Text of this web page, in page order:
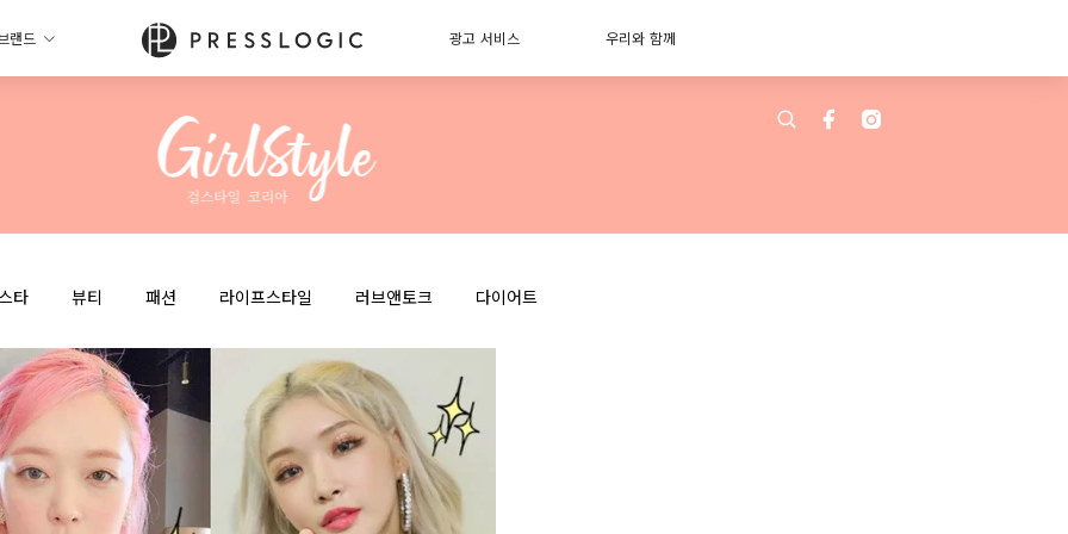
랜드 광고 서비스 우리와 함께
타 뷰티 패션 라이프스타일 러브앤토크 다이어트